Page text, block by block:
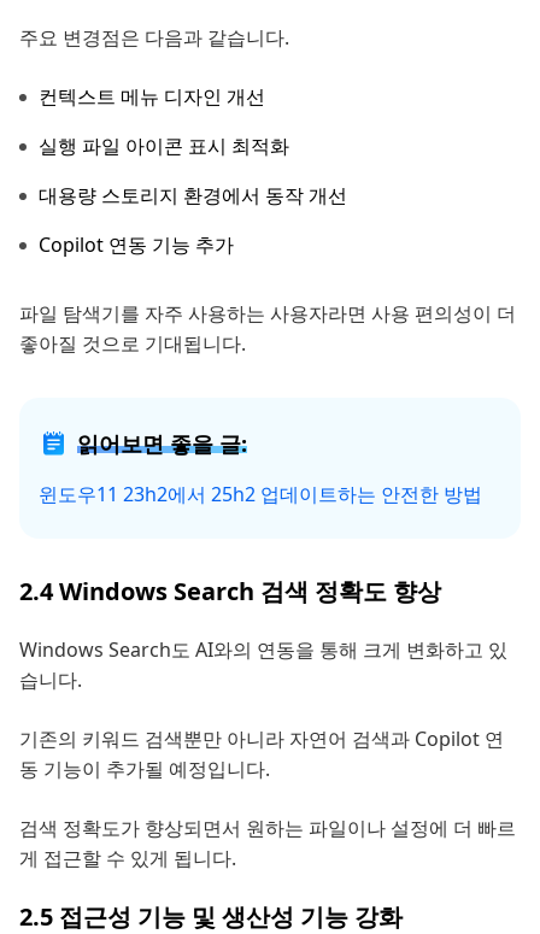
주요 변경점은 다음과 같습니다.
컨텍스트 메뉴 디자인 개선
실행 파일 아이콘 표시 최적화
대용량 스토리지 환경에서 동작 개선
Copilot 연동 기능 추가
파일 탐색기를 자주 사용하는 사용자라면 사용 편의성이 더
좋아질 것으로 기대됩니다.
읽어보면 좋을 글:
윈도우11 23h2에서 25h2 업데이트하는 안전한 방법
2.4 Windows Search 검색 정확도 향상
Windows Search도 AI와의 연동을 통해 크게 변화하고 있
습니다.
기존의 키워드 검색뿐만 아니라 자연어 검색과 Copilot 연
동 기능이 추가될 예정입니다.
검색 정확도가 향상되면서 원하는 파일이나 설정에 더 빠르
게 접근할 수 있게 됩니다.
2.5 접근성 기능 및 생산성 기능 강화